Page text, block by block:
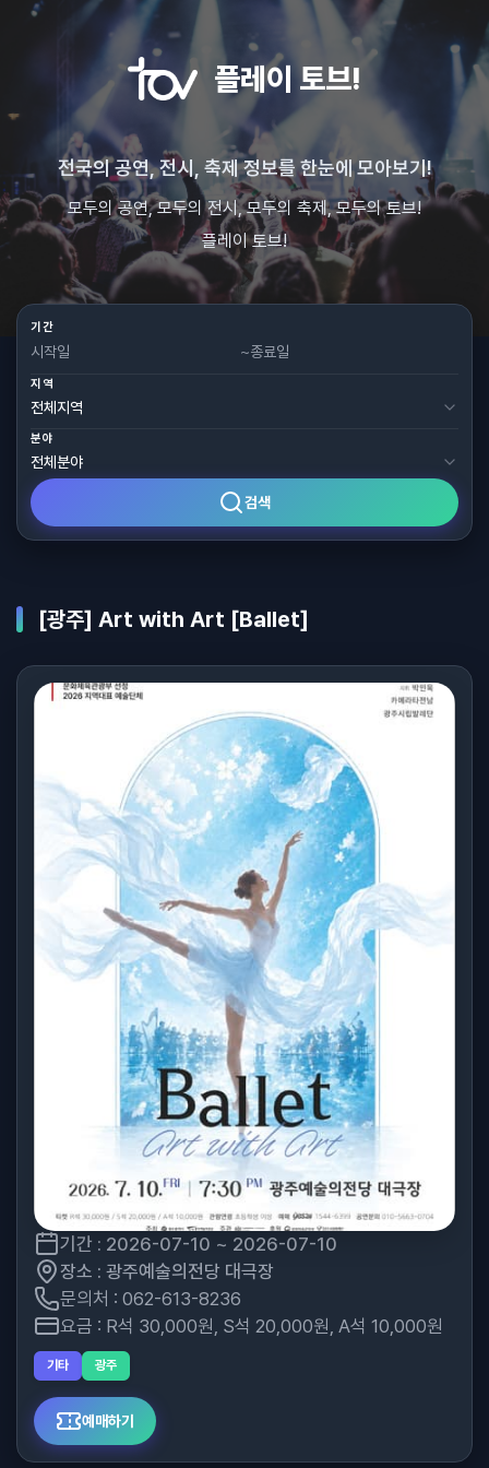
플레이 토브!
전국의 공연, 전시, 축제 정보를 한눈에 모아보기!
모두의 공연, 모두의 전시, 모두의 축제, 모두의 토브!
플레이 토브!
기간
~
지역
분야
검색
[광주] Art with Art [Ballet]
기간 : 2026-07-10 ~ 2026-07-10
장소 : 광주예술의전당 대극장
문의처 : 062-613-8236
요금 : R석 30,000원, S석 20,000원, A석 10,000원
기타 광주
예매하기